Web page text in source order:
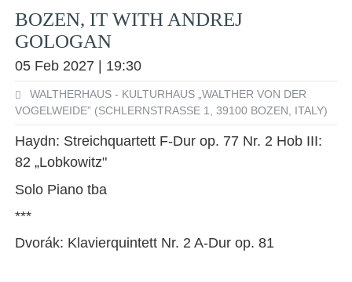
BOZEN, IT WITH ANDREJ
GOLOGAN
05 Feb 2027 | 19:30
WALTHERHAUS - KULTURHAUS „WALTHER VON DER
VOGELWEIDE” (SCHLERNSTRASSE 1, 39100 BOZEN, ITALY)
Haydn: Streichquartett F-Dur op. 77 Nr. 2 Hob III:
82 „Lobkowitz"
Solo Piano tba
***
Dvorák: Klavierquintett Nr. 2 A-Dur op. 81